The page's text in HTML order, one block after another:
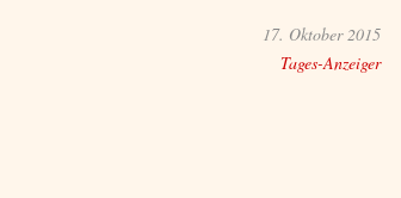
17. Oktober 2015
Tages-Anzeiger